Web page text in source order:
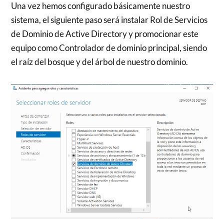
Una vez hemos configurado básicamente nuestro
sistema, el siguiente paso será instalar Rol de Servicios
de Dominio de Active Directory y promocionar este
equipo como Controlador de dominio principal, siendo
el raíz del bosque y del árbol de nuestro dominio.